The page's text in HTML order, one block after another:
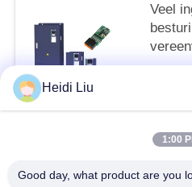
Veel
Heidi Liu
1:00
Good day, what product are you